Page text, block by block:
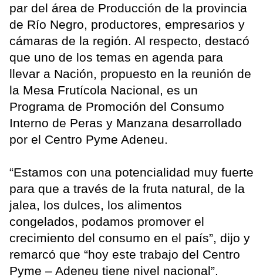
par del área de Producción de la provincia
de Río Negro, productores, empresarios y
cámaras de la región. Al respecto, destacó
que uno de los temas en agenda para
llevar a Nación, propuesto en la reunión de
la Mesa Frutícola Nacional, es un
Programa de Promoción del Consumo
Interno de Peras y Manzana desarrollado
por el Centro Pyme Adeneu.
“Estamos con una potencialidad muy fuerte
para que a través de la fruta natural, de la
jalea, los dulces, los alimentos
congelados, podamos promover el
crecimiento del consumo en el país”, dijo y
remarcó que “hoy este trabajo del Centro
Pyme – Adeneu tiene nivel nacional”.